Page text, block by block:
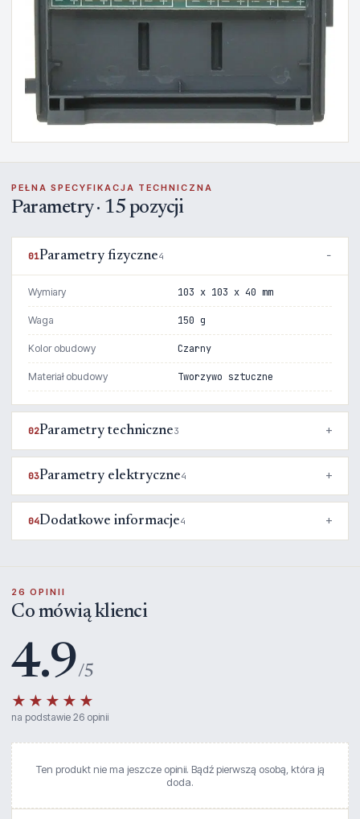
PEŁNA SPECYFIKACJA TECHNICZNA
Parametry · 15 pozycji
01Parametry fizyczne4
Wymiary 103 x 103 x 40 mm
Waga 150 g
Kolor obudowy Czarny
Materiał obudowy Tworzywo sztuczne
02Parametry techniczne3
03Parametry elektryczne4
04Dodatkowe informacje4
26 OPINII
Co mówią klienci
4.9/5
★★★★★
na podstawie 26 opinii
Ten produkt nie ma jeszcze opinii. Bądź pierwszą osobą, która ją
doda.